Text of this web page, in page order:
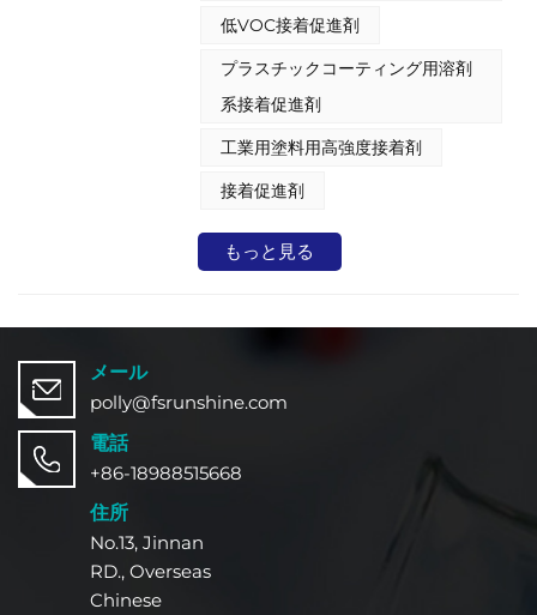
低VOC接着促進剤
プラスチックコーティング用溶剤
系接着促進剤
工業用塗料用高強度接着剤
接着促進剤
もっと見る
メール
polly@fsrunshine.com
電話
+86-18988515668
住所
No.13, Jinnan
RD., Overseas
Chinese